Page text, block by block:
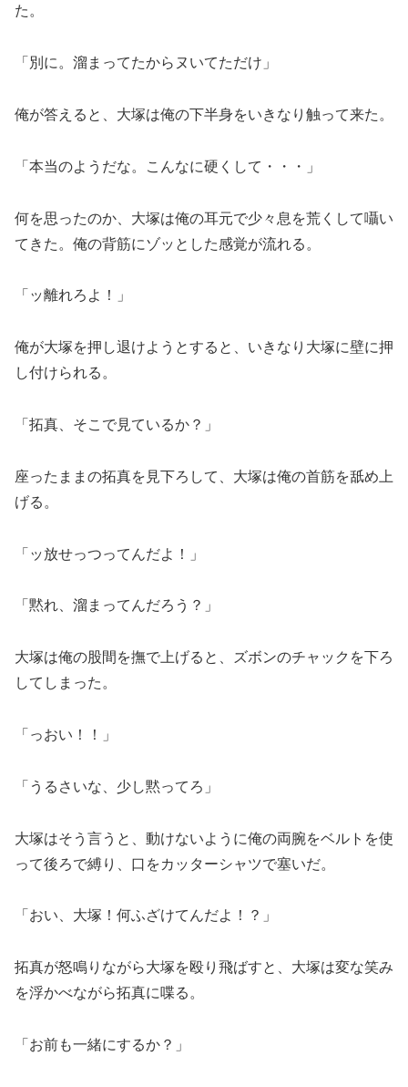
た。
「別に。溜まってたからヌいてただけ」
俺が答えると、大塚は俺の下半身をいきなり触って来た。
「本当のようだな。こんなに硬くして・・・」
何を思ったのか、大塚は俺の耳元で少々息を荒くして囁い
てきた。俺の背筋にゾッとした感覚が流れる。
「ッ離れろよ！」
俺が大塚を押し退けようとすると、いきなり大塚に壁に押
し付けられる。
「拓真、そこで見ているか？」
座ったままの拓真を見下ろして、大塚は俺の首筋を舐め上
げる。
「ッ放せっつってんだよ！」
「黙れ、溜まってんだろう？」
大塚は俺の股間を撫で上げると、ズボンのチャックを下ろ
してしまった。
「っおい！！」
「うるさいな、少し黙ってろ」
大塚はそう言うと、動けないように俺の両腕をベルトを使
って後ろで縛り、口をカッターシャツで塞いだ。
「おい、大塚！何ふざけてんだよ！？」
拓真が怒鳴りながら大塚を殴り飛ばすと、大塚は変な笑み
を浮かべながら拓真に喋る。
「お前も一緒にするか？」